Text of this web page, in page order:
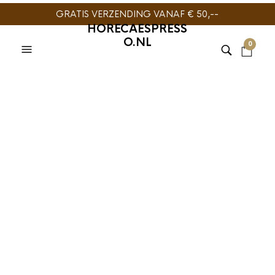
GRATIS VERZENDING VANAF € 50,--
HORECAESPRESS
O.NL
0